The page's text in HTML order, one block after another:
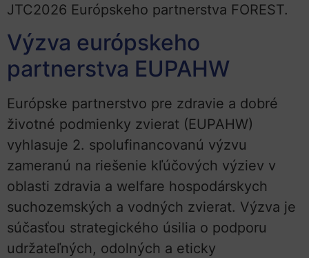
JTC2026 Európskeho partnerstva FOREST.
Výzva európskeho
partnerstva EUPAHW
Európske partnerstvo pre zdravie a dobré
životné podmienky zvierat (EUPAHW)
vyhlasuje 2. spolufinancovanú výzvu
zameranú na riešenie kľúčových výziev v
oblasti zdravia a welfare hospodárskych
suchozemských a vodných zvierat. Výzva je
súčasťou strategického úsilia o podporu
udržateľných, odolných a eticky